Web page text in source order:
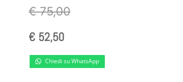
€75,00
€ 52,50
Chiedi su WhatsApp